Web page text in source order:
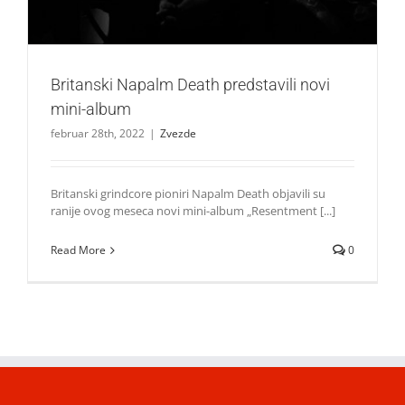
Britanski Napalm Death predstavili novi
mini-album
februar 28th, 2022 | Zvezde
Britanski grindcore pioniri Napalm Death objavili su
ranije ovog meseca novi mini-album „Resentment [...]
Read More 0